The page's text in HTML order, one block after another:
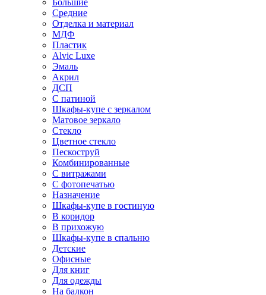
Большие
Средние
Отделка и материал
МДФ
Пластик
Alvic Luxe
Эмаль
Акрил
ДСП
С патиной
Шкафы-купе с зеркалом
Матовое зеркало
Стекло
Цветное стекло
Пескоструй
Комбинированные
С витражами
С фотопечатью
Назначение
Шкафы-купе в гостиную
В коридор
В прихожую
Шкафы-купе в спальню
Детские
Офисные
Для книг
Для одежды
На балкон